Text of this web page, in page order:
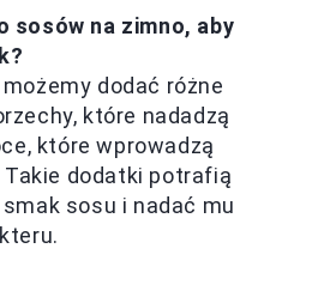
sosów na zimno, aby
dodać różne
które nadadzą
które wprowadzą
Takie dodatki potrafią
sosu i nadać mu